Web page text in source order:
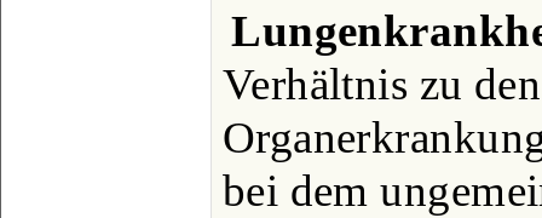
Verhältnis zu
bei dem